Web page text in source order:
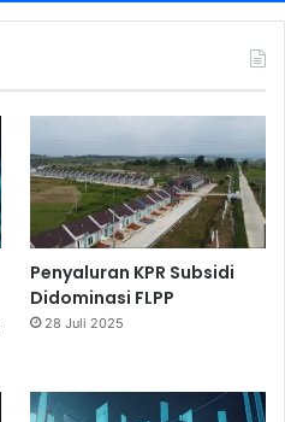
Penyaluran KPR Subsidi
Didominasi FLPP
28 Juli 2025